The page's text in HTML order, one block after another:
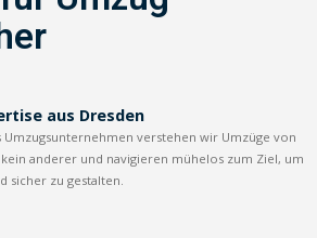
aus Dresden
Umzugsunternehmen verstehen wir Umzüge von
anderer und navigieren mühelos zum Ziel, um
sicher zu gestalten.